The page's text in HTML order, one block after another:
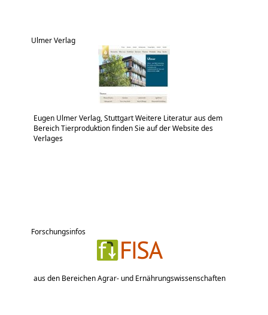
Ulmer Verlag
Eugen Ulmer Verlag, Stuttgart Weitere Literatur aus dem
Bereich Tierproduktion finden Sie auf der Website des
Verlages
Forschungsinfos
aus den Bereichen Agrar- und Ernährungswissenschaften